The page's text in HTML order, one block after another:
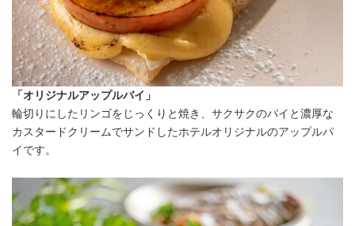
「オリジナルアップルバイ」
輪切りにしたリンゴをじっくりと焼き、サクサクのパイと濃厚な
カスタードクリームでサンドしたホテルオリジナルのアップルパ
イです。